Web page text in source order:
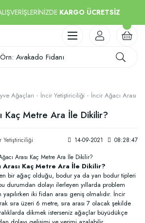
KARGO ÜCRETSİZ
Ağaçları İncir Yetiştiriciliği İncir Ağacı Arası
Kaç Metre Ara İle Dikilir?
Yetiştiriciliği 14-09-2021 08:28:47
Arası Kaç Metre Ara İle Dikilir?
bir ağaç olduğu, bodur ya da yarı bodur tipleri
durumdan dolayı ilerleyen yıllarda problem
iki fidan arası geniş olmalıdır. İncir
sıra üzeri 6 metre, sıra arası 7 olacak şekilde
dikmek isterseniz ağaçlar büyüdükçe